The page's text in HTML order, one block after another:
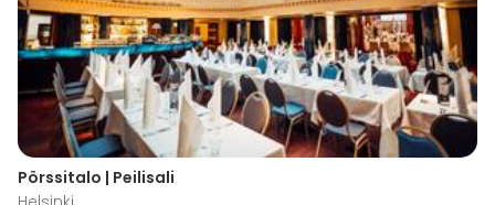
Pörssitalo | Peilisali